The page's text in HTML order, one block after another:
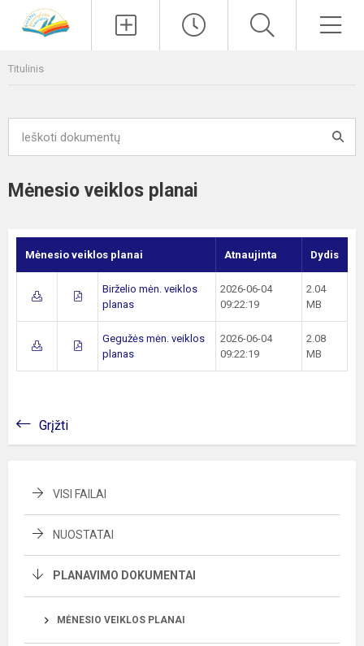
Titulinis
Mėnesio veiklos planai
Mėnesio veiklos planai Atnaujinta Dydis
Birželio mėn. veiklos
planas
2026-06-04
09:22:19
2.04
MB
Gegužės mėn. veiklos
planas
2026-06-04
09:22:19
2.08
MB
Grįžti
VISI FAILAI
NUOSTATAI
PLANAVIMO DOKUMENTAI
MĖNESIO VEIKLOS PLANAI